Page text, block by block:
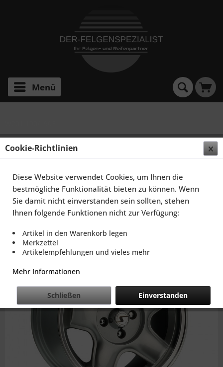
Menü
SCHMIDT FELGEN 16 ZOLL RETRO-ML FÜR
MERCEDES-BENZ 190, HIGHGLOSS SILBER
Cookie-Richtlinien
Diese Website verwendet Cookies, um Ihnen die
bestmögliche Funktionalität bieten zu können. Wenn
Sie damit nicht einverstanden sein sollten, stehen
Ihnen folgende Funktionen nicht zur Verfügung:
Artikel in den Warenkorb legen
Merkzettel
Artikelempfehlungen und vieles mehr
Mehr Informationen
Einverstanden
Schließen